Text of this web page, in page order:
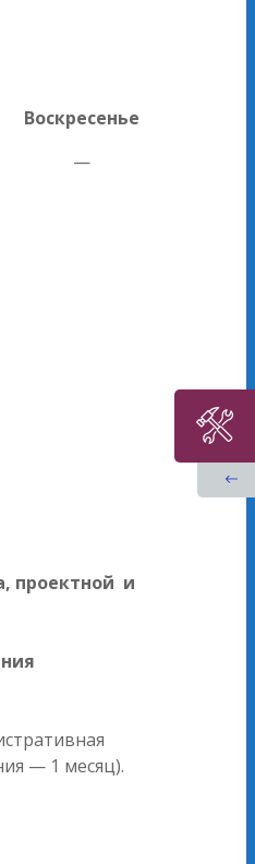
Воскресенье
—
проектной и
— 1 месяц).